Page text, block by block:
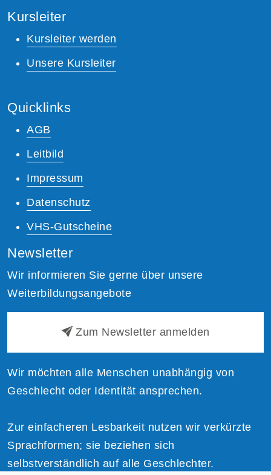
Kursleiter
Kursleiter werden
Unsere Kursleiter
Quicklinks
AGB
Leitbild
Impressum
Datenschutz
VHS-Gutscheine
Newsletter
Wir informieren Sie gerne über unsere
Weiterbildungsangebote
Zum Newsletter anmelden
Wir möchten alle Menschen unabhängig von
Geschlecht oder Identität ansprechen.
Zur einfacheren Lesbarkeit nutzen wir verkürzte
Sprachformen; sie beziehen sich
selbstverständlich auf alle Geschlechter.